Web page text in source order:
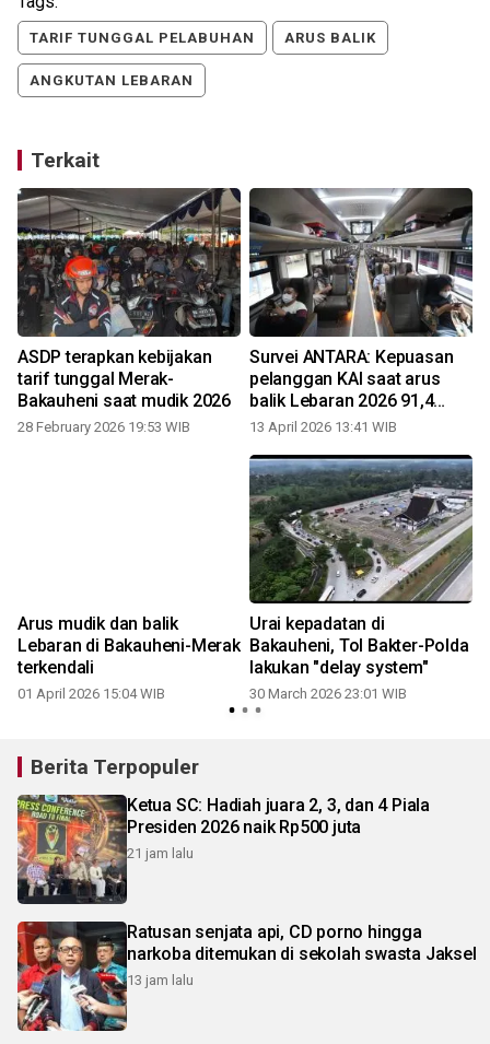
TARIF TUNGGAL PELABUHAN ARUS BALIK
ANGKUTAN LEBARAN
Terkait
ASDP terapkan kebijakan
tarif tunggal Merak-
Bakauheni saat mudik 2026
28 February 2026 19:53 WIB
Survei ANTARA: Kepuasan
pelanggan KAI saat arus
balik Lebaran 2026 91,4
persen
13 April 2026 13:41 WIB
Arus mudik dan balik
Lebaran di Bakauheni-Merak
terkendali
01 April 2026 15:04 WIB
Urai kepadatan di
Bakauheni, Tol Bakter-Polda
lakukan "delay system"
30 March 2026 23:01 WIB
Berita Terpopuler
Ketua SC: Hadiah juara 2, 3, dan 4 Piala
Presiden 2026 naik Rp500 juta
21 jam lalu
Ratusan senjata api, CD porno hingga
narkoba ditemukan di sekolah swasta Jaksel
13 jam lalu